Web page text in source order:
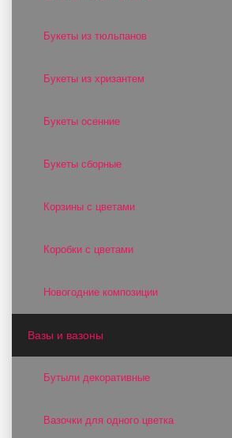
Букеты из тюльпанов
Букеты из хризантем
Букеты осенние
Букеты сборные
Корзины с цветами
Коробки с цветами
Новогодние композиции
Вазы и вазоны
Бутыли декоративные
Вазочки для одного цветка